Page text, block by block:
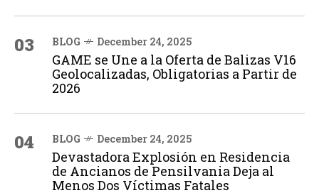
03 BLOG December 24, 2025
GAME se Une a la Oferta de Balizas V16
Geolocalizadas, Obligatorias a Partir de
2026
04 BLOG December 24, 2025
Devastadora Explosión en Residencia
de Ancianos de Pensilvania Deja al
Menos Dos Víctimas Fatales